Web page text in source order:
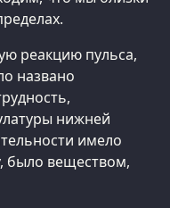
реакцию пульса,
названо
нижней
имело
было веществом,